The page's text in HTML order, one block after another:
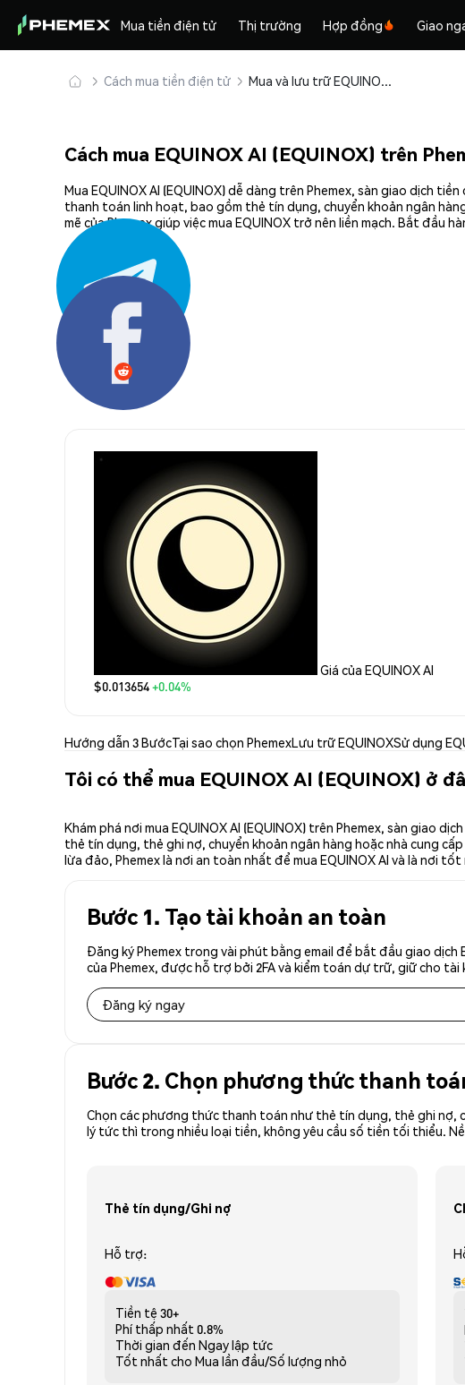
Mua tiền điện tử Thị trường Hợp đồng Giao
Cách mua tiền điện tử Mua và lưu trữ EQUINOX AI (EQUINOX) an toàn
Cách mua EQUINOX AI (EQUINOX) trên
Mua EQUINOX AI (EQUINOX) dễ dàng trên Phemex, sàn giao dịch
thanh toán linh hoạt, bao gồm thẻ tín dụng, chuyển khoản ngân
mẽ của Phemex giúp việc mua EQUINOX trở nên liền mạch. Bắt đầu
Chia sẻ:
Giá của EQUINOX AI
$0.013654+0.04%
Hướng dẫn 3 BướcTại sao chọn PhemexLưu trữ EQUINOXSử dụng
Tôi có thể mua EQUINOX AI (EQUINOX) ở
Khám phá nơi mua EQUINOX AI (EQUINOX) trên Phemex, sàn giao
thẻ tín dụng, thẻ ghi nợ, chuyển khoản ngân hàng hoặc nhà cung
lừa đảo, Phemex là nơi an toàn nhất để mua EQUINOX AI và là nơi
Bước 1. Tạo tài khoản an toàn
Đăng ký Phemex trong vài phút bằng email để bắt đầu giao dịch
của Phemex, được hỗ trợ bởi 2FA và kiểm toán dự trữ, giữ cho
Đăng ký ngay
Bước 2. Chọn phương thức thanh
Chọn các phương thức thanh toán như thẻ tín dụng, thẻ ghi nợ,
lý tức thì trong nhiều loại tiền, không yêu cầu số tiền tối thiểu.
Thẻ tín dụng/Ghi nợ
Hỗ trợ:
Tiền tệ 30+
Phí thấp nhất 0.8%
Thời gian đến Ngay lập tức
Tốt nhất cho Mua lần đầu/Số lượng nhỏ